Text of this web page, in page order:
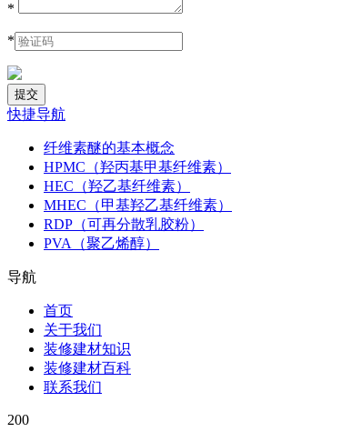
*
*
快捷导航
纤维素醚的基本概念
HPMC（羟丙基甲基纤维素）
HEC（羟乙基纤维素）
MHEC（甲基羟乙基纤维素）
RDP（可再分散乳胶粉）
PVA（聚乙烯醇）
导航
首页
关于我们
装修建材知识
装修建材百科
联系我们
200